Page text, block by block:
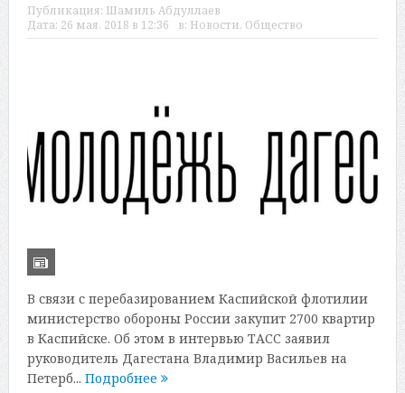
Публикация: Шамиль Абдуллаев
Дата: 26 мая, 2018 в 12:36 в: Новости, Общество
В связи с перебазированием Каспийской флотилии
министерство обороны России закупит 2700 квартир
в Каспийске. Об этом в интервью ТАСС заявил
руководитель Дагестана Владимир Васильев на
Петерб... Подробнее